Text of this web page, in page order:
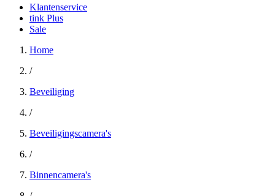
Klantenservice
tink Plus
Sale
Home
/
Beveiliging
/
Beveiligingscamera's
/
Binnencamera's